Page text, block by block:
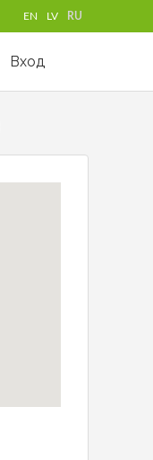
EN LV RU
Вход